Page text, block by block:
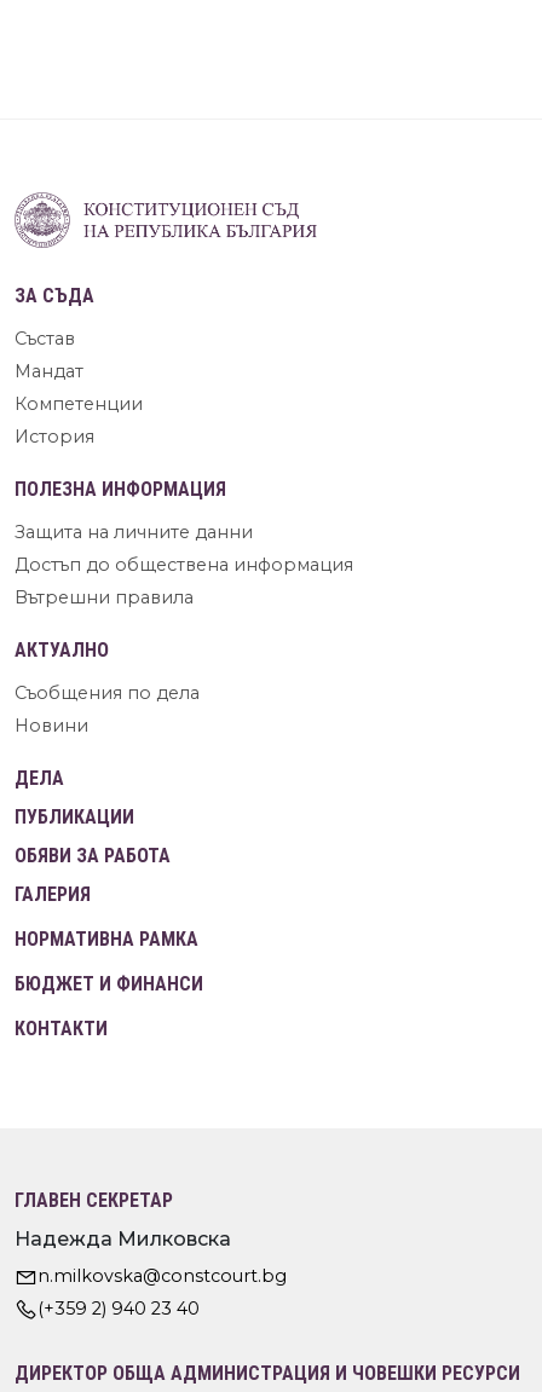
ЗА СЪДА
Състав
Мандат
Компетенции
История
ПОЛЕЗНА ИНФОРМАЦИЯ
Защита на личните данни
Достъп до обществена информация
Вътрешни правила
АКТУАЛНО
Съобщения по дела
Новини
ДЕЛА
ПУБЛИКАЦИИ
ОБЯВИ ЗА РАБОТА
ГАЛЕРИЯ
НОРМАТИВНА РАМКА
БЮДЖЕТ И ФИНАНСИ
КОНТАКТИ
ГЛАВЕН СЕКРЕТАР
Надежда Милковска
n.milkovska@constcourt.bg
(+359 2) 940 23 40
ДИРЕКТОР ОБЩА АДМИНИСТРАЦИЯ И ЧОВЕШКИ РЕСУРСИ